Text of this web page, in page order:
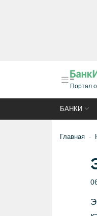
Портал
БАНКИ
Главная